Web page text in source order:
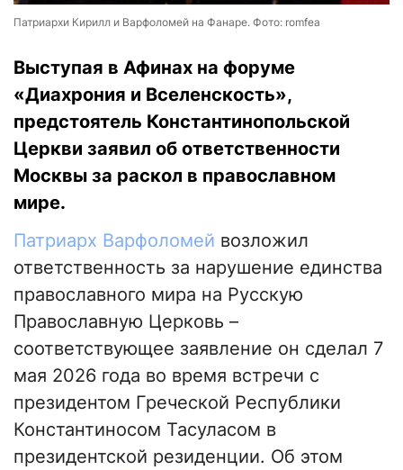
Патриархи Кирилл и Варфоломей на Фанаре. Фото: romfea
Выступая в Афинах на форуме
«Диахрония и Вселенскость»,
предстоятель Константинопольской
Церкви заявил об ответственности
Москвы за раскол в православном
мире.
Патриарх Варфоломей возложил
ответственность за нарушение единства
православного мира на Русскую
Православную Церковь –
соответствующее заявление он сделал 7
мая 2026 года во время встречи с
президентом Греческой Республики
Константиносом Тасуласом в
президентской резиденции. Об этом